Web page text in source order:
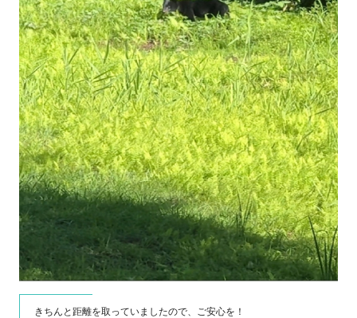
きちんと距離を取っていましたので、ご安心を！